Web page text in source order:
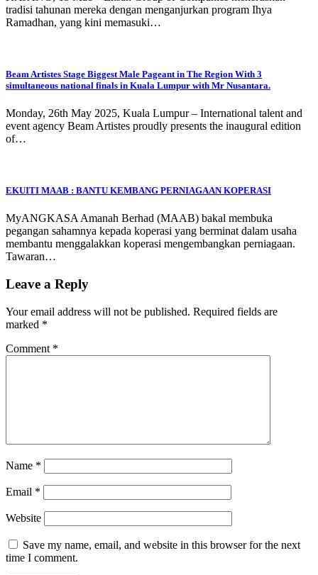
tradisi tahunan mereka dengan menganjurkan program Ihya
Ramadhan, yang kini memasuki…
Beam Artistes Stage Biggest Male Pageant in The Region With 3
simultaneous national finals in Kuala Lumpur with Mr Nusantara.
Monday, 26th May 2025, Kuala Lumpur – International talent and
event agency Beam Artistes proudly presents the inaugural edition
of…
EKUITI MAAB : BANTU KEMBANG PERNIAGAAN KOPERASI
MyANGKASA Amanah Berhad (MAAB) bakal membuka
pegangan sahamnya kepada koperasi yang berminat dalam usaha
membantu menggalakkan koperasi mengembangkan perniagaan.
Tawaran…
Leave a Reply
Your email address will not be published. Required fields are
marked *
Comment *
Name *
Email *
Website
Save my name, email, and website in this browser for the next
time I comment.